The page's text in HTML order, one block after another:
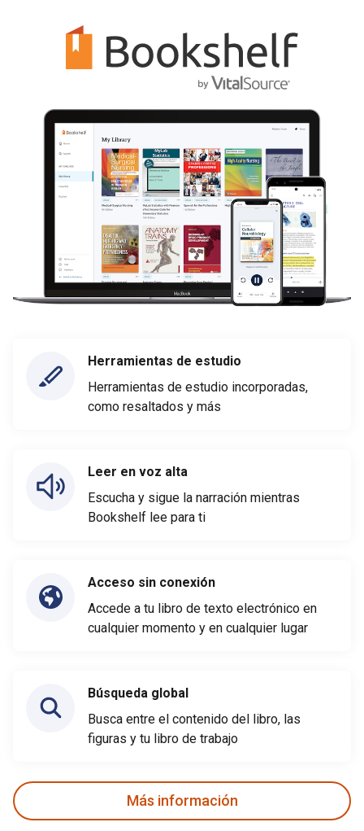
Herramientas de estudio
Herramientas de estudio incorporadas,
como resaltados y más
Leer en voz alta
Escucha y sigue la narración mientras
Bookshelf lee para ti
Acceso sin conexión
Accede a tu libro de texto electrónico en
cualquier momento y en cualquier lugar
Búsqueda global
Busca entre el contenido del libro, las
figuras y tu libro de trabajo
Más información